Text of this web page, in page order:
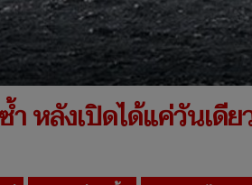
หลังเปิดได้แค่วันเดีย